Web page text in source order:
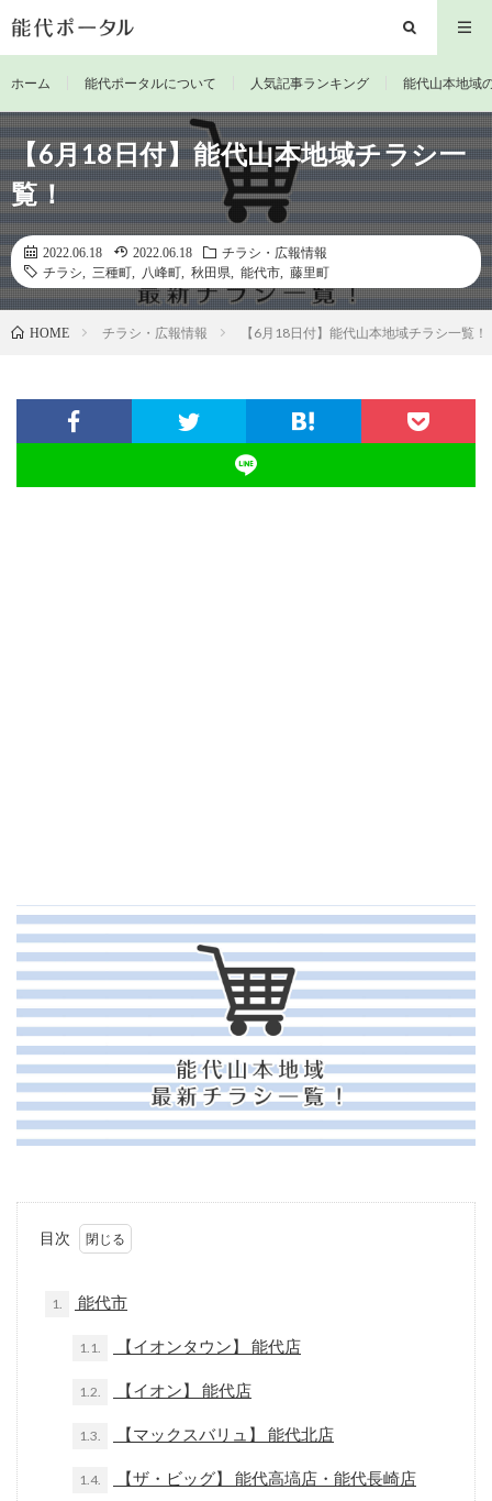
ホーム 能代ポータルについて 人気記事ランキング 能代山本地域
【6月18日付】能代山本地域チラシ一
覧！
2022.06.18 2022.06.18
チラシ・広報情報
チラシ
三種町 八峰町 秋田県 能代市 藤里町
HOME チラシ・広報情報 【6月18日付】能代山本地域チラシ一覧！
目次
1. 能代市
1.1. 【イオンタウン】 能代店
1.2. 【イオン】 能代店
1.3. 【マックスバリュ】 能代北店
1.4. 【ザ・ビッグ】 能代高塙店・能代長崎店